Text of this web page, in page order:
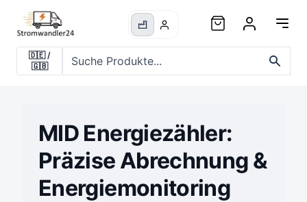
🇩🇪/
🇬🇧
MID Energiezähler:
Präzise Abrechnung &
Energiemonitoring